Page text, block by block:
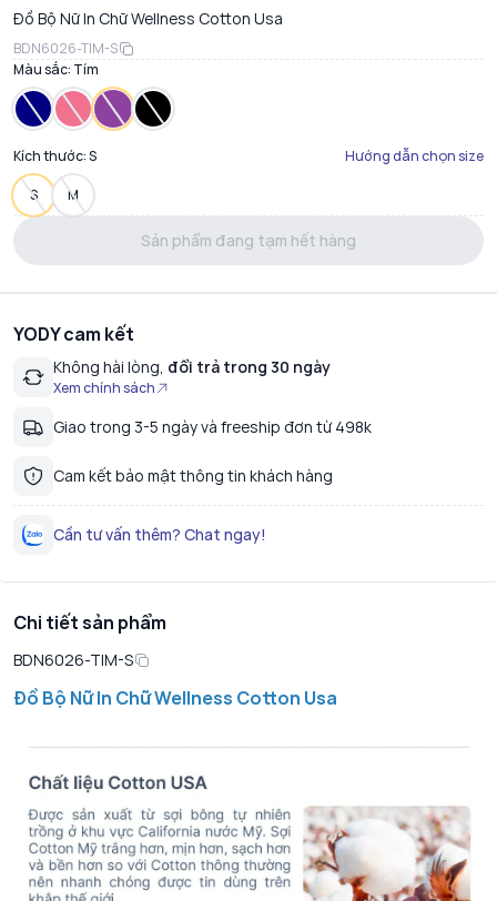
Đồ Bộ Nữ In Chữ Wellness Cotton Usa
BDN6026-TIM-S
Màu sắc: Tím
Kích thước:S Hướng dẫn chọn size
S M
Sản phẩm đang tạm hết hàng
YODY cam kết
Không hài lòng, đổi trả trong 30 ngày
Xem chính sách
Giao trong 3-5 ngày và freeship đơn từ 498k
Cam kết bảo mật thông tin khách hàng
Cần tư vấn thêm? Chat ngay!
Chi tiết sản phẩm
BDN6026-TIM-S
Đồ Bộ Nữ In Chữ Wellness Cotton Usa